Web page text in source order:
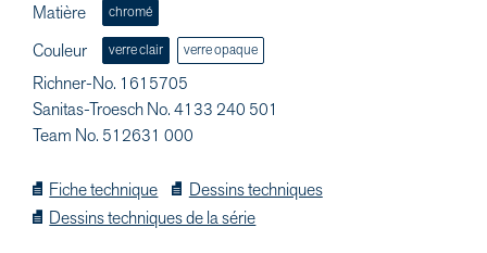
Matière
chromé
Couleur verre clair verre opaque
Richner-No. 1615705
Sanitas-Troesch No. 4133 240 501
Team No. 512631 000
Fiche technique
Dessins techniques
Dessins techniques de la série